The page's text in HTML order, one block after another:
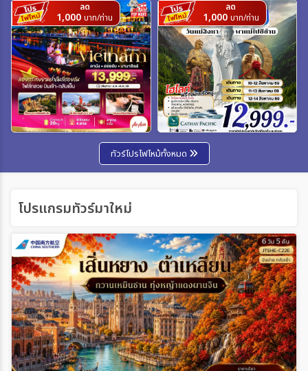
ลด
1,000 บาท/ท่าน
ลด
1,000 บาท/ท่าน
ทัวร์โปรไฟไหม้ทั้งหมด
โปรแกรมทัวร์มาใหม่